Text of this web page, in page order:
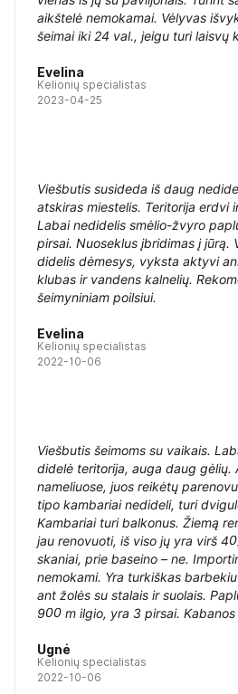
aikštelė nemokamai. Vėlyvas
šeimai iki 24 val., jeigu turi laisvų
Evelina
Kelionių specialistas
2023-04-25
Viešbutis susideda iš daug
atskiras miestelis. Teritorija erdvi
Labai nedidelis smėlio-žvyro
pirsai. Nuoseklus įbridimas į jūrą.
didelis dėmesys, vyksta aktyvi
klubas ir vandens kalnelių.
šeimyniniam poilsiui.
Evelina
Kelionių specialistas
2022-10-06
Viešbutis šeimoms su vaikais.
didelė teritorija, auga daug gėlių.
nameliuose, juos reikėtų
tipo kambariai nedideli, turi
Kambariai turi balkonus. Žiemą
jau renovuoti, iš viso jų yra virš
skaniai, prie baseino – ne.
nemokami. Yra turkiškas
ant žolės su stalais ir suolais.
900 m ilgio, yra 3 pirsai.
Ugnė
Kelionių specialistas
2022-10-06